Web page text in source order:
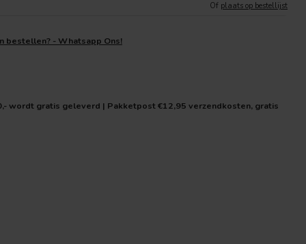
Of plaats op bestellijst
bestellen? - Whatsapp Ons!
wordt gratis geleverd | Pakketpost €12,95 verzendkosten, gratis